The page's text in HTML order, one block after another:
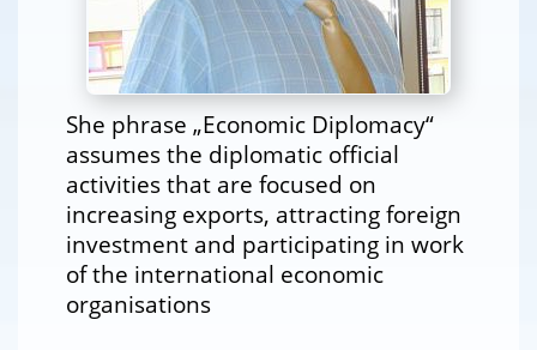
She phrase „Economic Diplomacy“
assumes the diplomatic official
activities that are focused on
increasing exports, attracting foreign
investment and participating in work
of the international economic
organisations